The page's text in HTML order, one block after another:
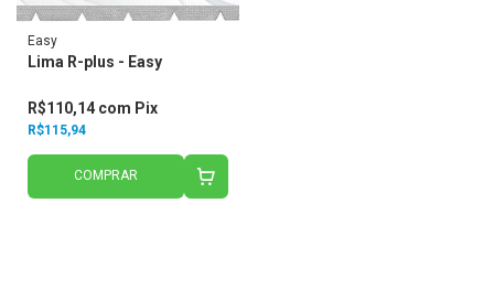
Easy
Lima R-plus - Easy
R$115,94
R$110,14 com Pix
COMPRAR